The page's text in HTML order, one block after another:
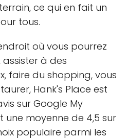
ce qui en fait un
tous.
où vous pourrez
à des
faire du shopping, vous
Hank's Place est
sur Google My
une moyenne de 4,5 sur
populaire parmi les